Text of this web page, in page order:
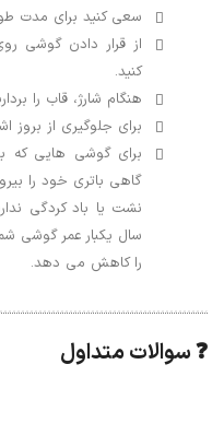
سعی کنید برای مدت
از قرار دادن گوشی
کنید.
هنگام شارژ، قاب را
برای جلوگیری از بروز
برای گوشی هایی که
گاهی باتری خود را
نشت یا باد کردگی
سال یکبار عمر گوشی
را کاهش می دهد.
❓ سوالات متداول